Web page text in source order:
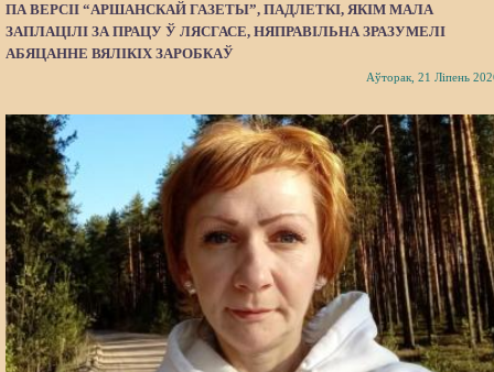
ПА ВЕРСІІ “АРШАНСКАЙ ГАЗЕТЫ”, ПАДЛЕТКІ, ЯКІМ МАЛА
ЗАПЛАЦІЛІ ЗА ПРАЦУ Ў ЛЯСГАСЕ, НЯПРАВІЛЬНА ЗРАЗУМЕЛІ
АБЯЦАННЕ ВЯЛІКІХ ЗАРОБКАЎ
Аўторак, 21 Ліпень